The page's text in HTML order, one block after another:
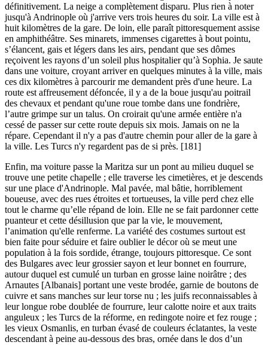
définitivement. La neige a complètement disparu. Plus rien à noter
jusqu'à Andrinople où j'arrive vers trois heures du soir. La ville est à
huit kilomètres de la gare. De loin, elle paraît pittoresquement assise
en amphithéâtre. Ses minarets, immenses cigarettes à bout pointu,
s’élancent, gais et légers dans les airs, pendant que ses dômes
reçoivent les rayons d’un soleil plus hospitalier qu’à Sophia. Je saute
dans une voiture, croyant arriver en quelques minutes à la ville, mais
ces dix kilomètres à parcourir me demandent près d'une heure. La
route est affreusement défoncée, il y a de la boue jusqu'au poitrail
des chevaux et pendant qu'une roue tombe dans une fondrière,
l’autre grimpe sur un talus. On croirait qu'une armée entière n'a
cessé de passer sur cette route depuis six mois. Jamais on ne la
répare. Cependant il n'y a pas d'autre chemin pour aller de la gare à
la ville. Les Turcs n'y regardent pas de si près. [181]
Enfin, ma voiture passe la Maritza sur un pont au milieu duquel se
trouve une petite chapelle ; elle traverse les cimetières, et je descends
sur une place d'Andrinople. Mal pavée, mal bâtie, horriblement
boueuse, avec des rues étroites et tortueuses, la ville perd chez elle
tout le charme qu’elle répand de loin. Elle ne se fait pardonner cette
puanteur et cette désillusion que par la vie, le mouvement,
l’animation qu'elle renferme. La variété des costumes surtout est
bien faite pour séduire et faire oublier le décor où se meut une
population à la fois sordide, étrange, toujours pittoresque. Ce sont
des Bulgares avec leur grossier sayon et leur bonnet en fourrure,
autour duquel est cumulé un turban en grosse laine noirâtre ; des
Arnautes [Albanais] portant une veste brodée, garnie de boutons de
cuivre et sans manches sur leur torse nu ; les juifs reconnaissables à
leur longue robe doublée de fourrure, leur calotte noire et aux traits
anguleux ; les Turcs de la réforme, en redingote noire et fez rouge ;
les vieux Osmanlis, en turban évasé de couleurs éclatantes, la veste
descendant à peine au-dessous des bras, ornée dans le dos d’un